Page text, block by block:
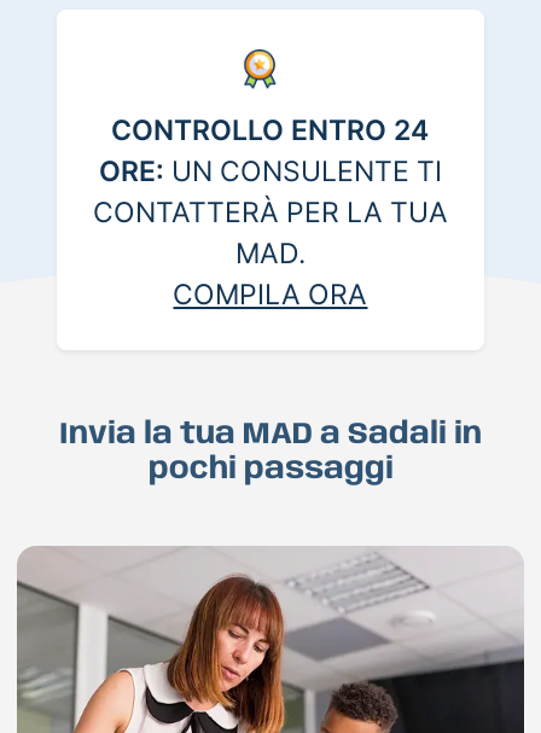
CONTROLLO ENTRO 24
ORE: UN CONSULENTE TI
CONTATTERÀ PER LA TUA
MAD.
COMPILA ORA
Invia la tua MAD a Sadali in
pochi passaggi